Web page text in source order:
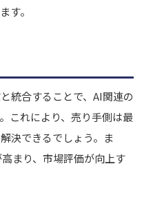
す。
統合することで、AI関連の
これにより、売り手側は最
決できるでしょう。ま
まり、市場評価が向上す